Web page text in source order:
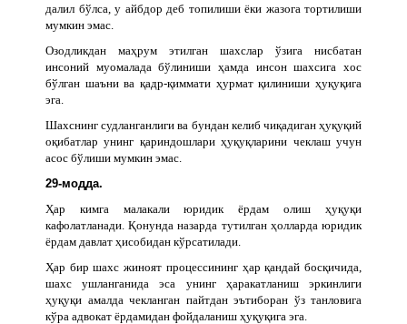
далил бўлса, у айбдор деб топилиши ёки жазога тортилиши
мумкин эмас.
Озодликдан маҳрум этилган шахслар ўзига нисбатан
инсоний муомалада бўлиниши ҳамда инсон шахсига хос
бўлган шаъни ва қадр-қиммати ҳурмат қилиниши ҳуқуқига
эга.
Шахснинг судланганлиги ва бундан келиб чиқадиган ҳуқуқий
оқибатлар унинг қариндошлари ҳуқуқларини чеклаш учун
асос бўлиши мумкин эмас.
29-модда.
Ҳар кимга малакали юридик ёрдам олиш ҳуқуқи
кафолатланади. Қонунда назарда тутилган ҳолларда юридик
ёрдам давлат ҳисобидан кўрсатилади.
Ҳар бир шахс жиноят процессининг ҳар қандай босқичида,
шахс ушланганида эса унинг ҳаракатланиш эркинлиги
ҳуқуқи амалда чекланган пайтдан эътиборан ўз танловига
кўра адвокат ёрдамидан фойдаланиш ҳуқуқига эга.